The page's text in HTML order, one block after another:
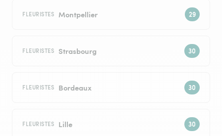
FLEURISTES Montpellier
FLEURISTES Strasbourg
FLEURISTES Bordeaux
FLEURISTES Lille